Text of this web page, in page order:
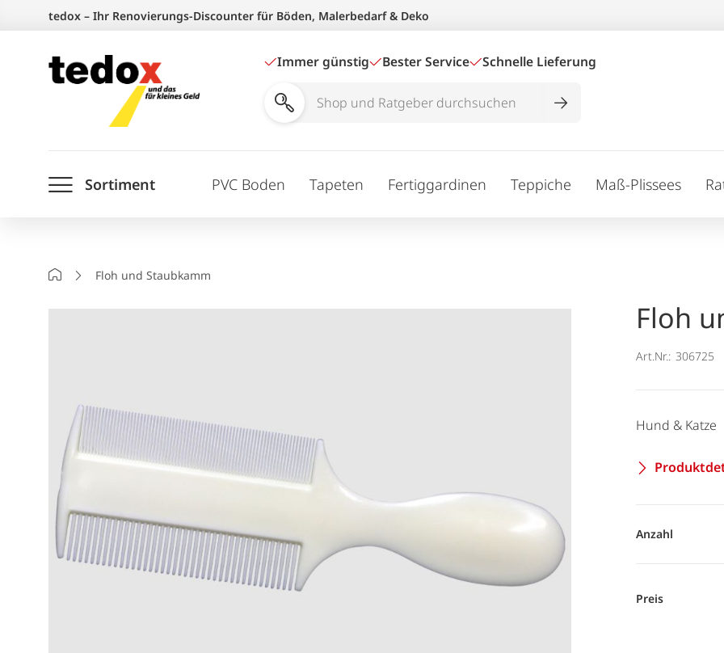
springen
tedox – Ihr Renovierungs-Discounter für Böden, Malerbedarf & Deko
Immer günstig Bester Service Schnelle Lieferung
Shop
durchsuchen
Sortiment PVC Boden Tapeten Fertiggardinen Teppiche Maß-Plissees
StartseiteFloh und Staubkamm
Floh
Art.Nr.: 306725
Hund & Katze
Anzahl
Preis